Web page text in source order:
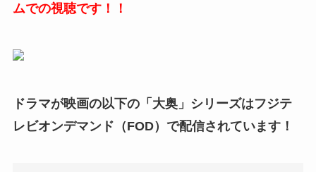
ムでの視聴です！！
ドラマが映画の以下の「大奥」シリーズはフジテ
レビオンデマンド（FOD）で配信されています！